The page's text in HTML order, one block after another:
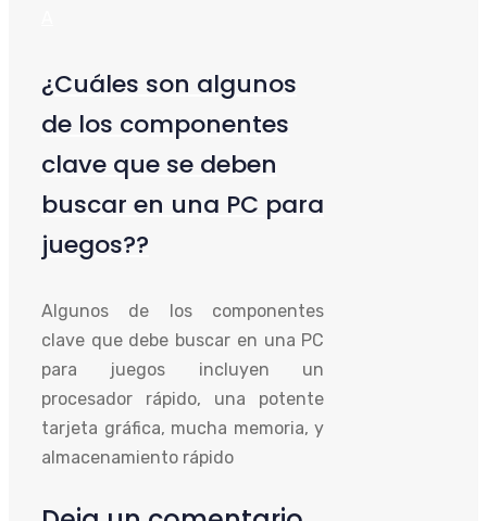
¿Cuáles son algunos
de los componentes
clave que se deben
buscar en una PC para
juegos??
Algunos de los componentes
clave que debe buscar en una PC
para juegos incluyen un
procesador rápido, una potente
tarjeta gráfica, mucha memoria, y
almacenamiento rápido